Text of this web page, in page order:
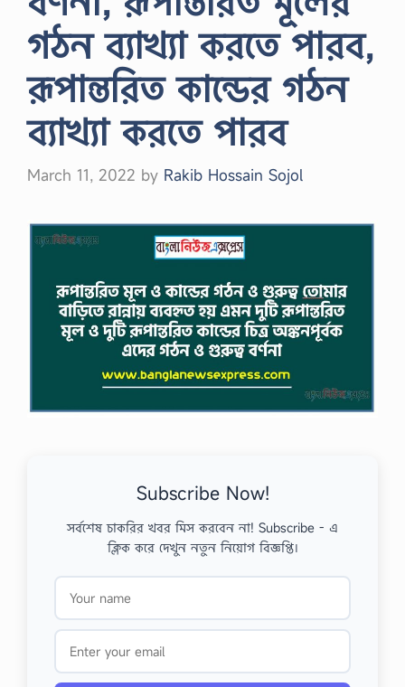
গঠন ব্যাখ্যা করতে পারব,
রূপান্তরিত কান্ডের গঠন
ব্যাখ্যা করতে পারব
March 11, 2022 by Rakib Hossain Sojol
Subscribe Now!
সর্বশেষ চাকরির খবর মিস করবেন না! Subscribe - এ
ক্লিক করে দেখুন নতুন নিয়োগ বিজ্ঞপ্তি।